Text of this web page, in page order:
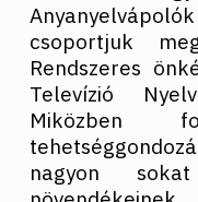
csoportjuk
Rendszeres
Televízió
Miközben
nagyon